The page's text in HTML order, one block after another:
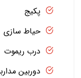
پکیج
حیاط سازی
درب ریموت
دوربین